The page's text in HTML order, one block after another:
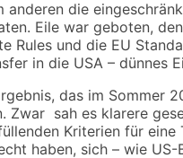
anderen die
Eile war geboten,
Rules und die EU
in die USA – dünnes
das im Sommer
Zwar sah es klarere
Kriterien für
haben, sich – wie